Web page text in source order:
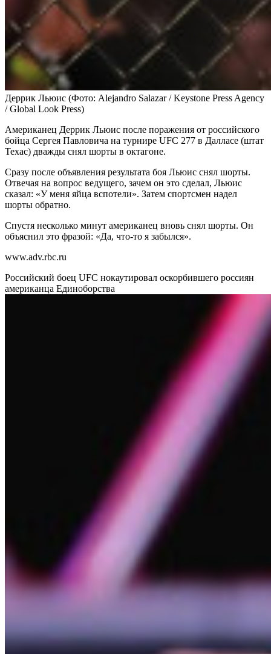
Деррик Льюис (Фото: Alejandro Salazar / Keystone Press Agency
/ Global Look Press)
Американец Деррик Льюис после поражения от российского
бойца Сергея Павловича на турнире UFC 277 в Далласе (штат
Техас) дважды снял шорты в октагоне.
Сразу после объявления результата боя Льюис снял шорты.
Отвечая на вопрос ведущего, зачем он это сделал, Льюис
сказал: «У меня яйца вспотели». Затем спортсмен надел
шорты обратно.
Спустя несколько минут американец вновь снял шорты. Он
объяснил это фразой: «Да, что-то я забылся».
www.adv.rbc.ru
Российский боец UFC нокаутировал оскорбившего россиян
американца Единоборства